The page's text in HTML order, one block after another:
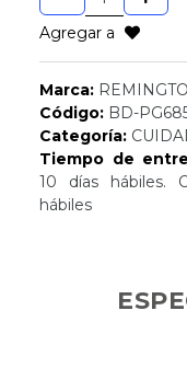
Agregar a
Marca:
Código: BD-
Categoría:
Tiempo de
10 días hábiles.
hábiles